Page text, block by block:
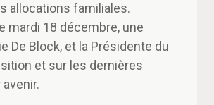
allocations familiales.
18 décembre, une
De Block, et la Présidente du
et sur les dernières